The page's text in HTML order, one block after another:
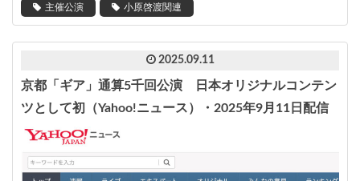
主催公演 小原啓渡関連
2025.09.11
京都「ギア」通算5千回公演 日本オリジナルコンテン
ツとして初（Yahoo!ニュース）・2025年9月11日配信